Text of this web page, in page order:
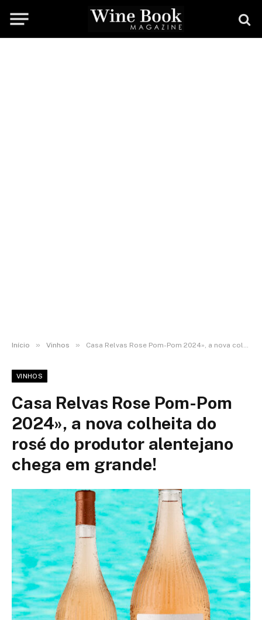
Início » Vinhos » Casa Relvas Rose Pom-Pom 2024», a nova colheita do rosé do produtor alentejano chega em grande!
VINHOS
Casa Relvas Rose Pom-Pom
2024», a nova colheita do
rosé do produtor alentejano
chega em grande!